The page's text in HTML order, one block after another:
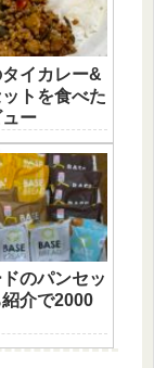
イカレー&
トを食べた
ー
のパンセッ
紹介で2000